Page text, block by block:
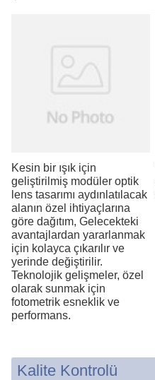
Kesin bir ışık için
geliştirilmiş modüler optik
lens tasarımı aydınlatılacak
alanın özel ihtiyaçlarına
göre dağıtım, Gelecekteki
avantajlardan yararlanmak
için kolayca çıkarılır ve
yerinde değiştirilir.
Teknolojik gelişmeler, özel
olarak sunmak için
fotometrik esneklik ve
performans.
Kalite Kontrolü